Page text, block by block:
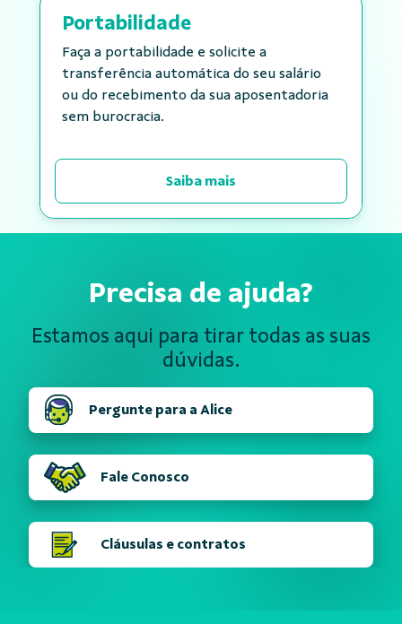
Portabilidade
Faça a portabilidade e solicite a
transferência automática do seu salário
ou do recebimento da sua aposentadoria
sem burocracia.
Saiba mais
Precisa de ajuda?
Estamos aqui para tirar todas as suas
dúvidas.
Pergunte para a Alice
Fale Conosco
Cláusulas e contratos